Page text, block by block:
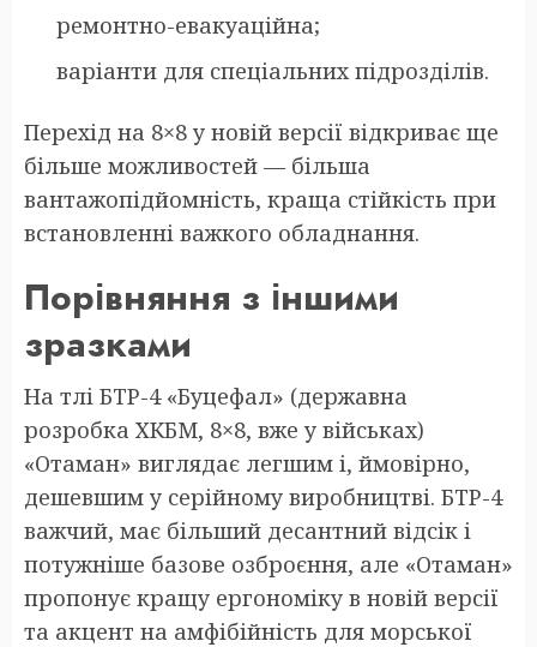
ремонтно-евакуаційна;
варіанти для спеціальних підрозділів.
Перехід на 8×8 у новій версії відкриває ще
більше можливостей — більша
вантажопідйомність, краща стійкість при
встановленні важкого обладнання.
Порівняння з іншими
зразками
На тлі БТР-4 «Буцефал» (державна
розробка ХКБМ, 8×8, вже у військах)
«Отаман» виглядає легшим і, ймовірно,
дешевшим у серійному виробництві. БТР-4
важчий, має більший десантний відсік і
потужніше базове озброєння, але «Отаман»
пропонує кращу ергономіку в новій версії
та акцент на амфібійність для морської